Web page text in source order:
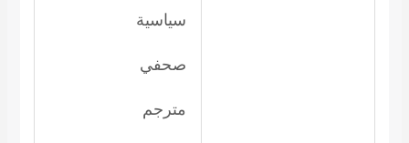
سياسية
صحفي
مترجم